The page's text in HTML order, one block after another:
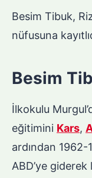
Besim Tibuk,
nüfusuna
Besim
İlkokulu
eğitimini Kars,
ardından
ABD’ye